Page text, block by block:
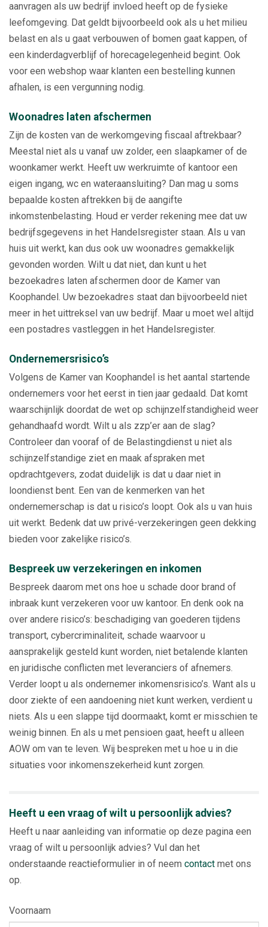
aanvragen als uw bedrijf invloed heeft op de fysieke
leefomgeving. Dat geldt bijvoorbeeld ook als u het milieu
belast en als u gaat verbouwen of bomen gaat kappen, of
een kinderdagverblijf of horecagelegenheid begint. Ook
voor een webshop waar klanten een bestelling kunnen
afhalen, is een vergunning nodig.
Woonadres laten afschermen
Zijn de kosten van de werkomgeving fiscaal aftrekbaar?
Meestal niet als u vanaf uw zolder, een slaapkamer of de
woonkamer werkt. Heeft uw werkruimte of kantoor een
eigen ingang, wc en wateraansluiting? Dan mag u soms
bepaalde kosten aftrekken bij de aangifte
inkomstenbelasting. Houd er verder rekening mee dat uw
bedrijfsgegevens in het Handelsregister staan. Als u van
huis uit werkt, kan dus ook uw woonadres gemakkelijk
gevonden worden. Wilt u dat niet, dan kunt u het
bezoekadres laten afschermen door de Kamer van
Koophandel. Uw bezoekadres staat dan bijvoorbeeld niet
meer in het uittreksel van uw bedrijf. Maar u moet wel altijd
een postadres vastleggen in het Handelsregister.
Ondernemersrisico’s
Volgens de Kamer van Koophandel is het aantal startende
ondernemers voor het eerst in tien jaar gedaald. Dat komt
waarschijnlijk doordat de wet op schijnzelfstandigheid weer
gehandhaafd wordt. Wilt u als zzp’er aan de slag?
Controleer dan vooraf of de Belastingdienst u niet als
schijnzelfstandige ziet en maak afspraken met
opdrachtgevers, zodat duidelijk is dat u daar niet in
loondienst bent. Een van de kenmerken van het
ondernemerschap is dat u risico’s loopt. Ook als u van huis
uit werkt. Bedenk dat uw privé-verzekeringen geen dekking
bieden voor zakelijke risico’s.
Bespreek uw verzekeringen en inkomen
Bespreek daarom met ons hoe u schade door brand of
inbraak kunt verzekeren voor uw kantoor. En denk ook na
over andere risico’s: beschadiging van goederen tijdens
transport, cybercriminaliteit, schade waarvoor u
aansprakelijk gesteld kunt worden, niet betalende klanten
en juridische conflicten met leveranciers of afnemers.
Verder loopt u als ondernemer inkomensrisico’s. Want als u
door ziekte of een aandoening niet kunt werken, verdient u
niets. Als u een slappe tijd doormaakt, komt er misschien te
weinig binnen. En als u met pensioen gaat, heeft u alleen
AOW om van te leven. Wij bespreken met u hoe u in die
situaties voor inkomenszekerheid kunt zorgen.
Heeft u een vraag of wilt u persoonlijk advies?
Heeft u naar aanleiding van informatie op deze pagina een
vraag of wilt u persoonlijk advies? Vul dan het
onderstaande reactieformulier in of neem contact met ons
op.
Voornaam